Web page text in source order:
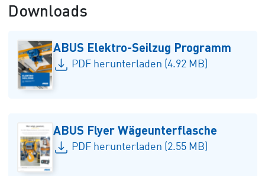
Downloads
ABUS Elektro-Seilzug Programm
PDF herunterladen (4.92 MB)
ABUS Flyer Wägeunterflasche
PDF herunterladen (2.55 MB)